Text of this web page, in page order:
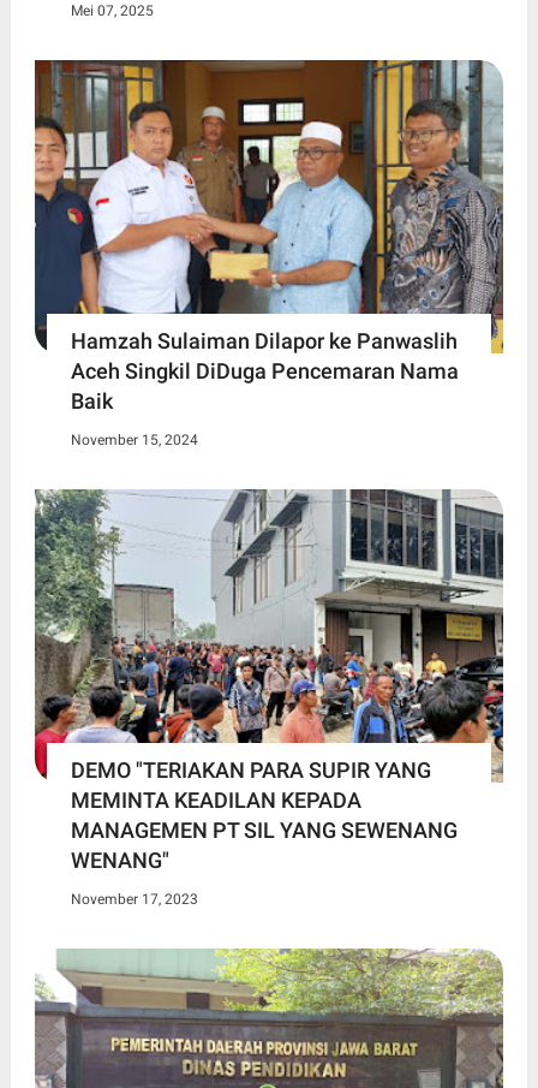
Mei 07, 2025
Hamzah Sulaiman Dilapor ke Panwaslih
Aceh Singkil DiDuga Pencemaran Nama
Baik
November 15, 2024
DEMO "TERIAKAN PARA SUPIR YANG
MEMINTA KEADILAN KEPADA
MANAGEMEN PT SIL YANG SEWENANG
WENANG"
November 17, 2023